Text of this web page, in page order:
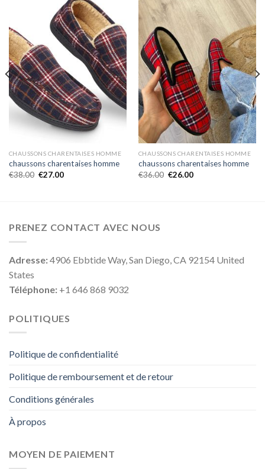
CHAUSSONS CHARENTAISES HOMME
chaussons charentaises homme
€38.00 €27.00
CHAUSSONS CHARENTAISES HOMME
chaussons charentaises homme
€36.00 €26.00
PRENEZ CONTACT AVEC NOUS
Adresse:4906 Ebbtide Way, San Diego, CA 92154 United
States
Téléphone: +1 646 868 9032
POLITIQUES
Politique de confidentialité
Politique de remboursement et de retour
Conditions générales
À propos
MOYEN DE PAIEMENT